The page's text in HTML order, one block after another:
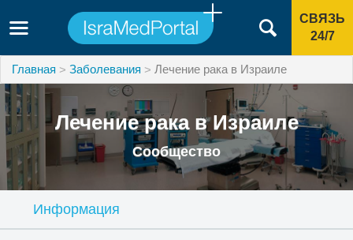
СВЯЗЬ
24/7
Главная Заболевания Лечение рака в Израиле
Лечение рака в Израиле
Сообщество
Информация